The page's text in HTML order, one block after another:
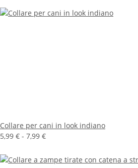
Collare per cani in look indiano
5,99 € - 7,99 €